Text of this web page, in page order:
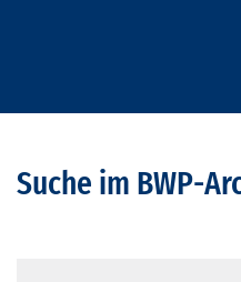
Suche im BWP-